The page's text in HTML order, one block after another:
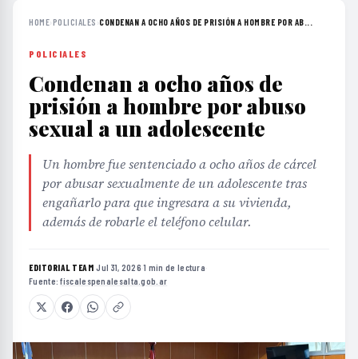
HOME›POLICIALES ›CONDENAN A OCHO AÑOS DE PRISIÓN A HOMBRE POR AB...
POLICIALES
Condenan a ocho años de
prisión a hombre por abuso
sexual a un adolescente
Un hombre fue sentenciado a ocho años de cárcel
por abusar sexualmente de un adolescente tras
engañarlo para que ingresara a su vivienda,
además de robarle el teléfono celular.
EDITORIAL TEAM·Jul 31, 2026·1 min de lectura·
Fuente:fiscalespenalesalta.gob.ar